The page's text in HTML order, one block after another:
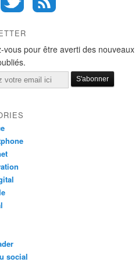
vous pour être averti des nouveaux
social